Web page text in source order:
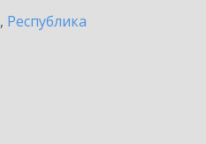
, Республика